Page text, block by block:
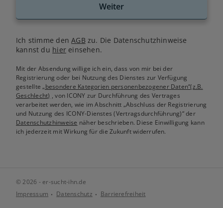
Weiter
Ich stimme denAGB zu. Die Datenschutzhinweise
kannst du hiereinsehen.
Mit der Absendung willige ich ein, dass von mir bei der
Registrierung oder bei Nutzung des Dienstes zur Verfügung
gestellte„besondere Kategorien personenbezogener Daten“(z.B.
Geschlecht) , von ICONY zur Durchführung des Vertrages
verarbeitet werden, wie im Abschnitt „Abschluss der Registrierung
und Nutzung des ICONY-Dienstes (Vertragsdurchführung)“ der
Datenschutzhinweise näher beschrieben. Diese Einwilligung kann
ich jederzeit mit Wirkung für die Zukunft widerrufen.
© 2026 - er-sucht-ihn.de
Impressum
Datenschutz Barrierefreiheit